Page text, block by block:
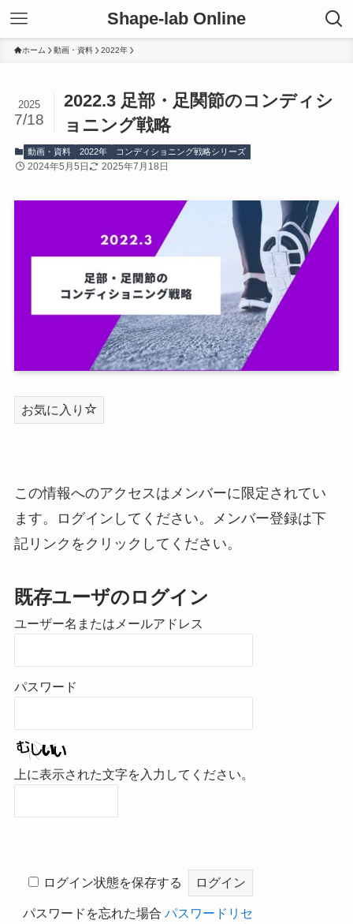
Shape-lab Online
ホーム 動画・資料 2022年
2022.3 足部・足関節のコンディシ
ョニング戦略
2025
7/18
動画・資料 2022年 コンディショニング戦略シリーズ
2024年5月5日 2025年7月18日
お気に入り
この情報へのアクセスはメンバーに限定されてい
ます。ログインしてください。メンバー登録は下
記リンクをクリックしてください。
既存ユーザのログイン
ユーザー名またはメールアドレス
パスワード
上に表示された文字を入力してください。
ログイン状態を保存する
パスワードを忘れた場合 パスワードリセ